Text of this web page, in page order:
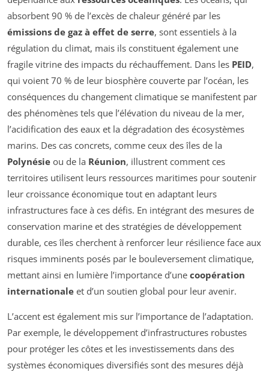
absorbent 90 % de l’excès de chaleur généré par les
émissions de gaz à effet de serre, sont essentiels à la
régulation du climat, mais ils constituent également une
fragile vitrine des impacts du réchauffement. Dans les PEID,
qui voient 70 % de leur biosphère couverte par l’océan, les
conséquences du changement climatique se manifestent par
des phénomènes tels que l’élévation du niveau de la mer,
l’acidification des eaux et la dégradation des écosystèmes
marins. Des cas concrets, comme ceux des îles de la
Polynésie ou de la Réunion, illustrent comment ces
territoires utilisent leurs ressources maritimes pour soutenir
leur croissance économique tout en adaptant leurs
infrastructures face à ces défis. En intégrant des mesures de
conservation marine et des stratégies de développement
durable, ces îles cherchent à renforcer leur résilience face aux
risques imminents posés par le bouleversement climatique,
mettant ainsi en lumière l’importance d’une coopération
internationale et d’un soutien global pour leur avenir.
L’accent est également mis sur l’importance de l’adaptation.
Par exemple, le développement d’infrastructures robustes
pour protéger les côtes et les investissements dans des
systèmes économiques diversifiés sont des mesures déjà